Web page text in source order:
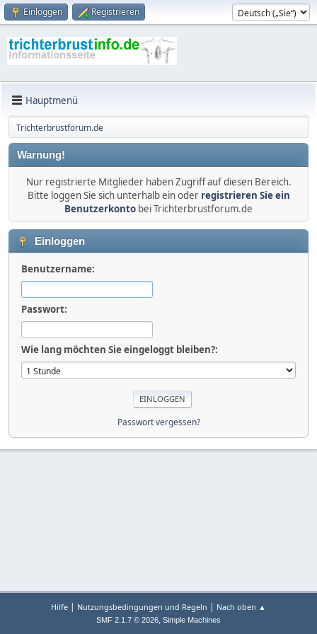
Einloggen Registrieren
Hauptmenü
Trichterbrustforum.de
Warnung!
Nur registrierte Mitglieder haben Zugriff auf diesen Bereich.
Bitte loggen Sie sich unterhalb ein oder registrieren Sie ein
Benutzerkonto bei Trichterbrustforum.de
Einloggen
Benutzername:
Passwort:
Wie lang möchten Sie eingeloggt bleiben?:
Passwort vergessen?
Hilfe | Nutzungsbedingungen und Regeln | Nach oben ▲
SMF 2.1.7 © 2026, Simple Machines